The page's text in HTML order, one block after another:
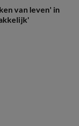
van leven' in